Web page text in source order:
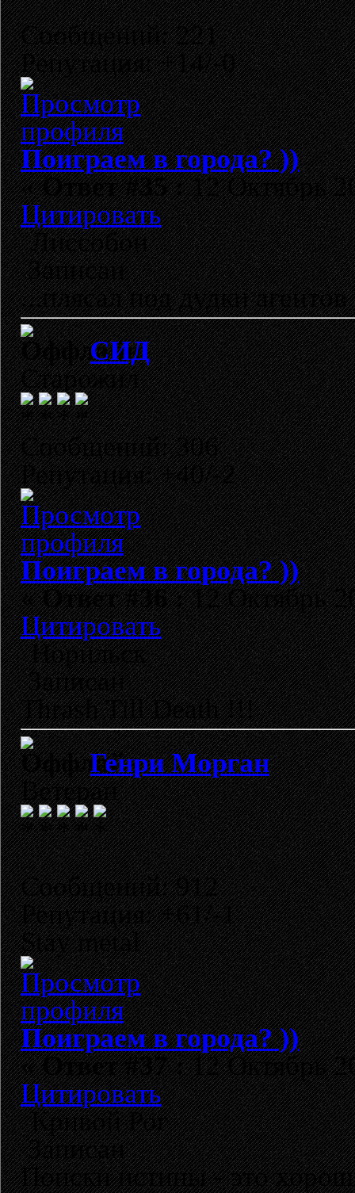
Сообщений: 221
Репутация: +14/-0
Поиграем в города? ))
«Ответ #35 :12 Октябрь
Цитировать
Лиссобон
Записан
...плясал под дудки
СИД
Старожил
Сообщений: 306
Репутация: +40/-2
Поиграем в города? ))
«Ответ #36 :12 Октябрь
Цитировать
Норильск
Записан
Thrash Till Death !!!
Генри Морган
Ветеран
Сообщений: 912
Репутация: +61/-1
Stay metal
Поиграем в города? ))
«Ответ #37 :12 Октябрь
Цитировать
Кривой Рог
Записан
Поиски истины - это